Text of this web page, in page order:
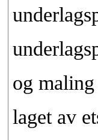
og
laget av